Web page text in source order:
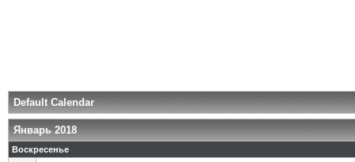
Default Calendar
Январь 2018
Воскресенье